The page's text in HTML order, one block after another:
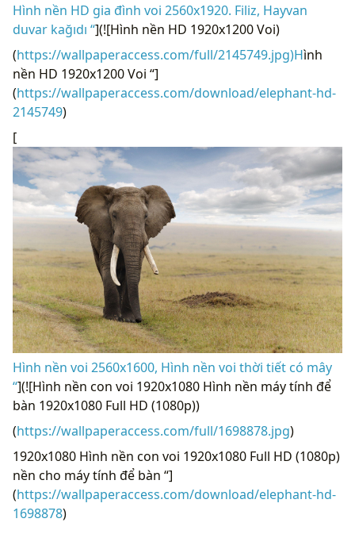
Hình nền HD gia đình voi 2560x1920. Filiz, Hayvan
duvar kağıdı “](![Hình nền HD 1920x1200 Voi)
(https://wallpaperaccess.com/full/2145749.jpg)Hình
nền HD 1920x1200 Voi “]
(https://wallpaperaccess.com/download/elephant-hd-
2145749)
[
Hình nền voi 2560x1600, Hình nền voi thời tiết có mây
“](![Hình nền con voi 1920x1080 Hình nền máy tính để
bàn 1920x1080 Full HD (1080p))
(https://wallpaperaccess.com/full/1698878.jpg)
1920x1080 Hình nền con voi 1920x1080 Full HD (1080p)
nền cho máy tính để bàn “]
(https://wallpaperaccess.com/download/elephant-hd-
1698878)